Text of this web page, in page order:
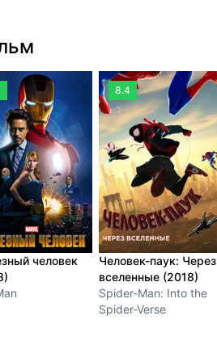
человек
8.4
Человек-паук: Через
вселенные (2018)
Spider-Man: Into the
Spider-Verse